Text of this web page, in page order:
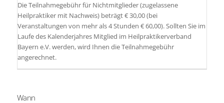
Die Teilnahmegebühr für Nichtmitglieder (zugelassene
Heilpraktiker mit Nachweis) beträgt € 30,00 (bei
Veranstaltungen von mehr als 4 Stunden € 60,00). Sollten Sie im
Laufe des Kalenderjahres Mitglied im Heilpraktikerverband
Bayern e.V. werden, wird Ihnen die Teilnahmegebühr
angerechnet.
Wann